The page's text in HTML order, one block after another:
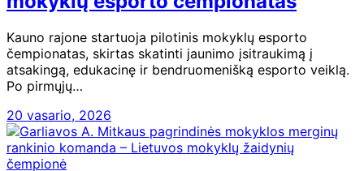
Kauno rajone startuoja pilotinis mokyklų esporto
čempionatas, skirtas skatinti jaunimo įsitraukimą į
atsakingą, edukacinę ir bendruomenišką esporto veiklą.
Po pirmųjų…
20 vasario, 2026